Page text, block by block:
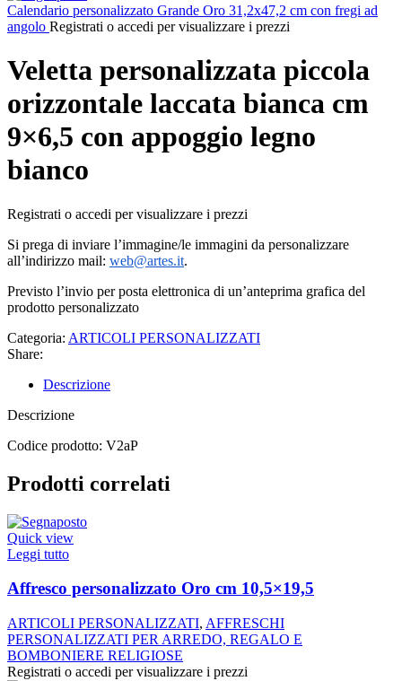
Calendario personalizzato Grande Oro 31,2x47,2 cm con fregi ad
angolo Registrati o accedi per visualizzare i prezzi
Veletta personalizzata piccola
orizzontale laccata bianca cm
9×6,5 con appoggio legno
bianco
Registrati o accedi per visualizzare i prezzi
Si prega di inviare l’immagine/le immagini da personalizzare
all’indirizzo mail: web@artes.it.
Previsto l’invio per posta elettronica di un’anteprima grafica del
prodotto personalizzato
Categoria: ARTICOLI PERSONALIZZATI
Share:
Descrizione
Descrizione
Codice prodotto: V2aP
Prodotti correlati
Quick view
Leggi tutto
Affresco personalizzato Oro cm 10,5×19,5
ARTICOLI PERSONALIZZATI, AFFRESCHI
PERSONALIZZATI PER ARREDO, REGALO E
BOMBONIERE RELIGIOSE
Registrati o accedi per visualizzare i prezzi